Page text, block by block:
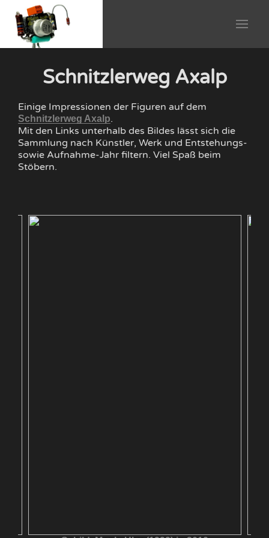
Schnitzlerweg Axalp
Einige Impressionen der Figuren auf dem
Schnitzlerweg Axalp.
Mit den Links unterhalb des Bildes lässt sich die
Sammlung nach Künstler, Werk und Entstehungs-
sowie Aufnahme-Jahr filtern. Viel Spaß beim
Stöbern.